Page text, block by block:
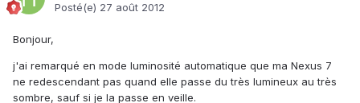
Posté(e) 27 août 2012
Bonjour,
j'ai remarqué en mode luminosité automatique que ma Nexus 7
ne redescendant pas quand elle passe du très lumineux au très
sombre, sauf si je la passe en veille.